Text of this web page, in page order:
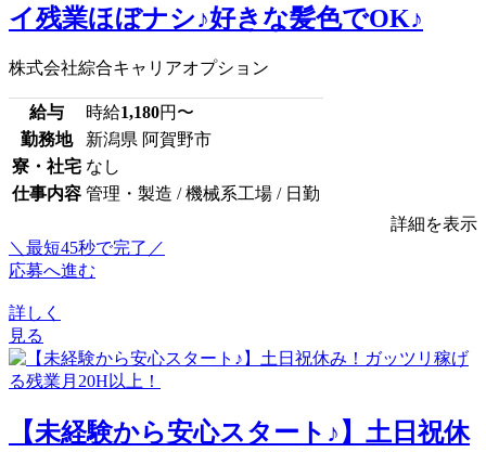
イ残業ほぼナシ♪好きな髪色でOK♪
株式会社綜合キャリアオプション
給与 時給1,180円〜
勤務地
新潟県 阿賀野市
寮・社宅 なし
仕事内容 管理・製造 / 機械系工場 / 日勤
詳細を表示
＼最短45秒で完了／
応募へ進む
詳しく
見る
【未経験から安心スタート♪】土日祝休